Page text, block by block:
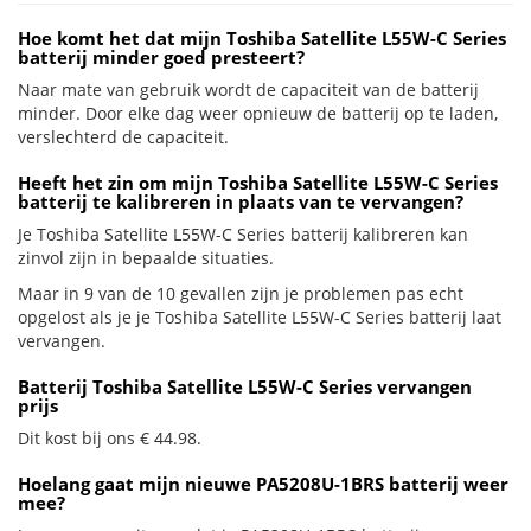
Hoe komt het dat mijn Toshiba Satellite L55W-C Series
batterij minder goed presteert?
Naar mate van gebruik wordt de capaciteit van de batterij
minder. Door elke dag weer opnieuw de batterij op te laden,
verslechterd de capaciteit.
Heeft het zin om mijn Toshiba Satellite L55W-C Series
batterij te kalibreren in plaats van te vervangen?
Je Toshiba Satellite L55W-C Series batterij kalibreren kan
zinvol zijn in bepaalde situaties.
Maar in 9 van de 10 gevallen zijn je problemen pas echt
opgelost als je je Toshiba Satellite L55W-C Series batterij laat
vervangen.
Batterij Toshiba Satellite L55W-C Series vervangen
prijs
Dit kost bij ons € 44.98.
Hoelang gaat mijn nieuwe PA5208U-1BRS batterij weer
mee?